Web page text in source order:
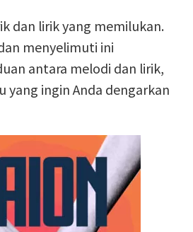
dan lirik yang memilukan.
menyelimuti ini
antara melodi dan lirik,
yang ingin Anda dengarkan